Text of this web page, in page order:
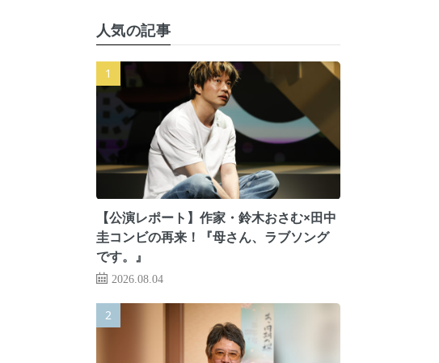
人気の記事
【公演レポート】作家・鈴木おさむ×田中
圭コンビの再来！『母さん、ラブソング
です。』
2026.08.04